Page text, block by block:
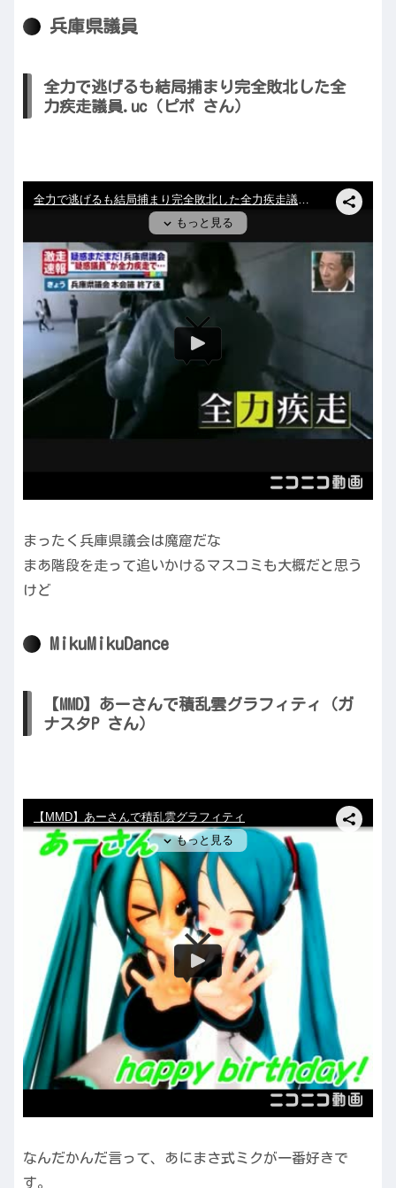
兵庫県議員
全力で逃げるも結局捕まり完全敗北した全
力疾走議員.uc（ピポ さん）
まったく兵庫県議会は魔窟だな
まあ階段を走って追いかけるマスコミも大概だと思う
けど
MikuMikuDance
【MMD】あーさんで積乱雲グラフィティ（ガ
ナスタP さん）
なんだかんだ言って、あにまさ式ミクが一番好きで
す。